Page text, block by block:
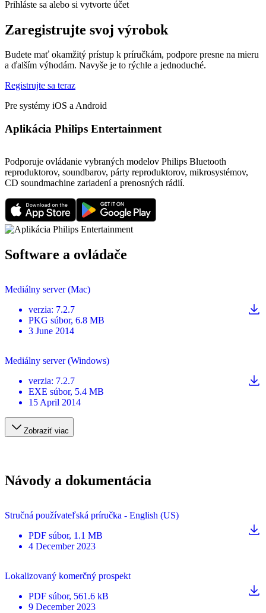
Prihláste sa alebo si vytvorte účet
Zaregistrujte svoj výrobok
Budete mať okamžitý prístup k príručkám, podpore presne na mieru
a ďalším výhodám. Navyše je to rýchle a jednoduché.
Registrujte sa teraz
Pre systémy iOS a Android
Aplikácia Philips Entertainment
Podporuje ovládanie vybraných modelov Philips Bluetooth
reproduktorov, soundbarov, párty reproduktorov, mikrosystémov,
CD soundmachine zariadení a prenosných rádií.
Software a ovládače
Mediálny server (Mac)
verzia: 7.2.7
PKG súbor, 6.8 MB
3 June 2014
Mediálny server (Windows)
verzia: 7.2.7
EXE súbor, 5.4 MB
15 April 2014
Zobraziť viac
Návody a dokumentácia
Stručná používateľská príručka - English (US)
PDF súbor, 1.1 MB
4 December 2023
Lokalizovaný komerčný prospekt
PDF súbor, 561.6 kB
9 December 2023